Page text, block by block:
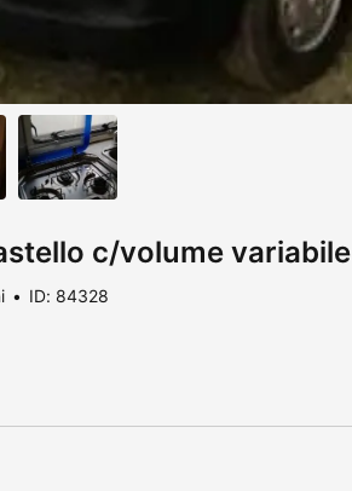
c/volume variabile
ID: 84328